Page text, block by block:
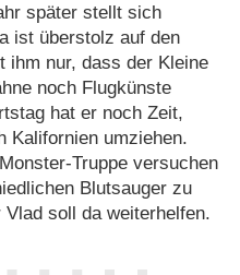
später stellt sich
ist überstolz auf den
ihm nur, dass der Kleine
noch Flugkünste
hat er noch Zeit,
Kalifornien umziehen.
Truppe versuchen
Blutsauger zu
soll da weiterhelfen.